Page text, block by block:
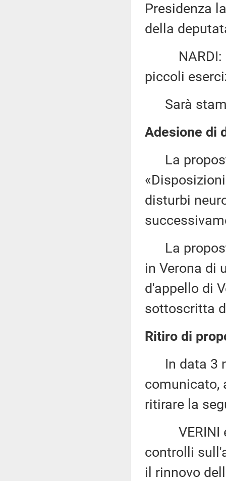
Presidenza
della
NARDI:
piccoli
Sarà
Adesione di
La
disturbi
La
in Verona di
d'appello di
sottoscritta
Ritiro di
In data 3
comunicato,
ritirare la
VERINI e
controlli
il rinnovo